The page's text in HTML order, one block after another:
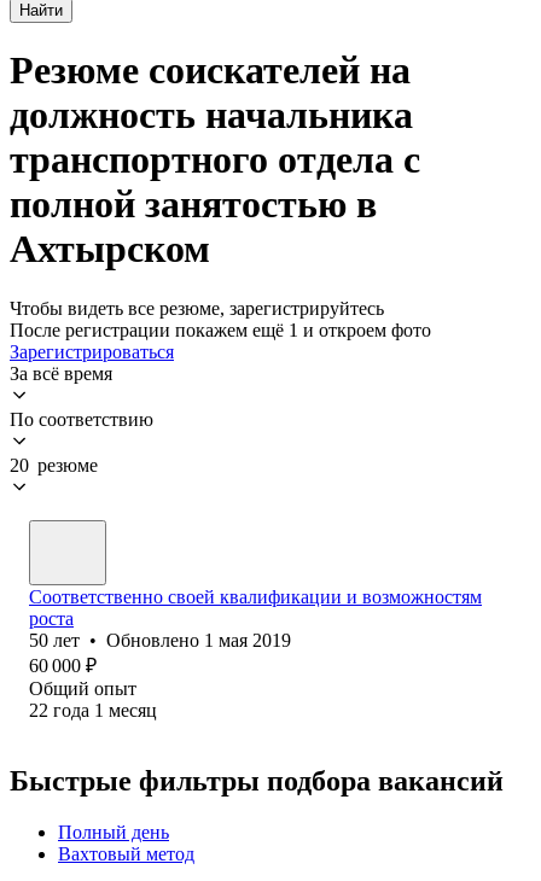
Найти
Резюме соискателей на
должность начальника
транспортного отдела с
полной занятостью в
Ахтырском
Чтобы видеть все резюме, зарегистрируйтесь
После регистрации покажем ещё 1 и откроем фото
Зарегистрироваться
За всё время
По соответствию
20 резюме
Соответственно своей квалификации и возможностям
роста
50 лет • Обновлено 1 мая 2019
60 000 ₽
Общий опыт
22 года 1 месяц
Быстрые фильтры подбора вакансий
Полный день
Вахтовый метод